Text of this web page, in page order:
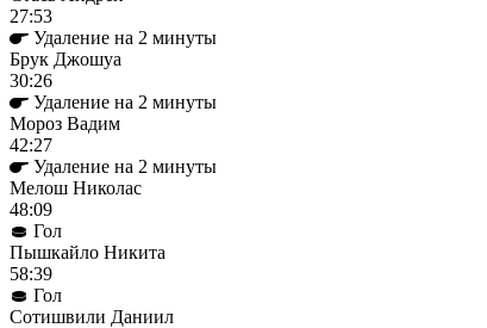
27:53
Удаление на 2 минуты
Брук Джошуа
30:26
Удаление на 2 минуты
Мороз Вадим
42:27
Удаление на 2 минуты
Мелош Николас
48:09
Гол
Пышкайло Никита
58:39
Гол
Сотишвили Даниил